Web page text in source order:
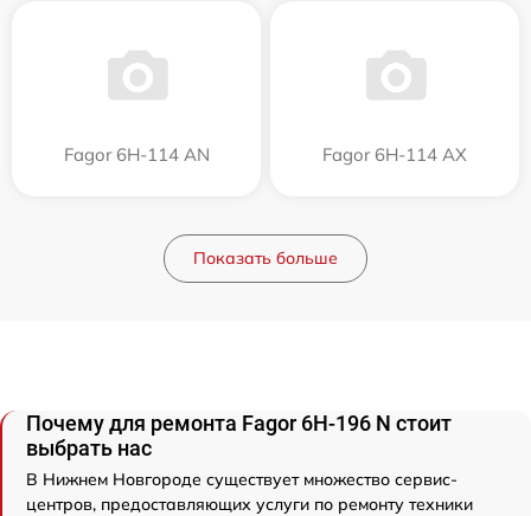
Fagor 6H-114 AN Fagor 6H-114 AX
Показать больше
Почему для ремонта Fagor 6H-196 N стоит
выбрать нас
В Нижнем Новгороде существует множество сервис-
центров, предоставляющих услуги по ремонту техники